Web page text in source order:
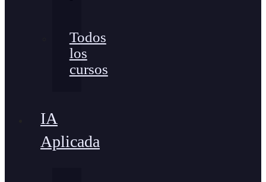
Todos
los
cursos
IA
Aplicada